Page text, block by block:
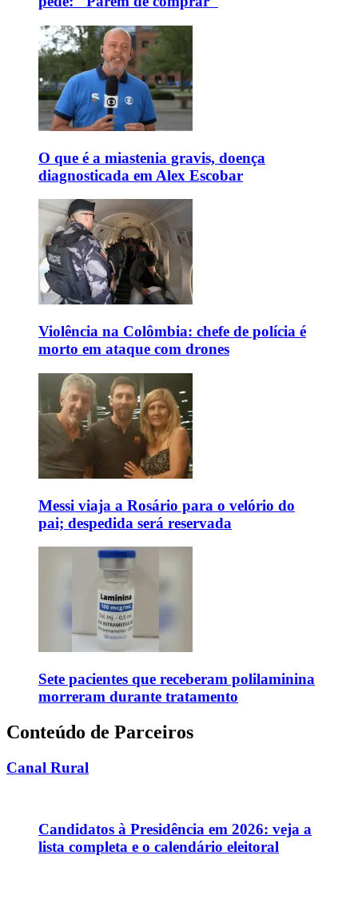
O que é a miastenia gravis, doença
diagnosticada em Alex Escobar
Violência na Colômbia: chefe de polícia é
morto em ataque com drones
Messi viaja a Rosário para o velório do
pai; despedida será reservada
Sete pacientes que receberam polilaminina
morreram durante tratamento
Conteúdo de Parceiros
Canal Rural
Candidatos à Presidência em 2026: veja a
lista completa e o calendário eleitoral